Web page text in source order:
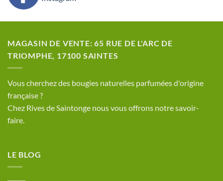
MAGASIN DE VENTE: 65 RUE DE L'ARC DE
TRIOMPHE, 17100 SAINTES
​Vous cherchez des bougies naturelles parfumées d'origine
française ?
Chez Rives de Saintonge nous vous offrons notre savoir-
faire.
LE BLOG